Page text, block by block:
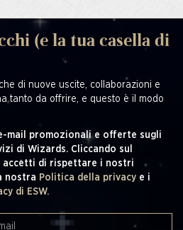
(e la tua casella di
di nuove uscite, collaborazioni e
tanto da offrire, e questo è il modo
mail promozionali e offerte sugli
di Wizards. Cliccando sul
accetti di rispettare i nostri
nostra Politica della privacy e i
di ESW.